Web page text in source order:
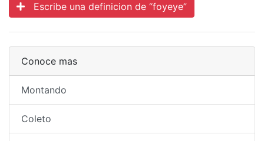
Escribe una definicion de “foyeye”
Conoce mas
Montando
Coleto